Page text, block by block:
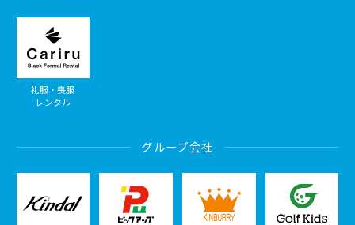
礼服・喪服
レンタル
グループ会社